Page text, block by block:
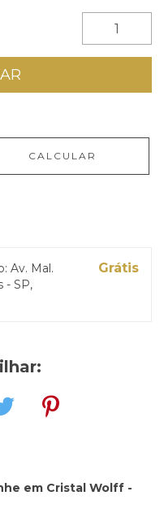
CALCULAR
Av. Mal.
- SP,
Grátis
em Cristal Wolff -